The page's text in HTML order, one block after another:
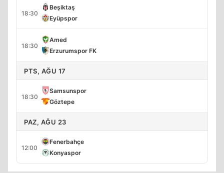
18:30
Beşiktaş
Eyüpspor
18:30
Amed
Erzurumspor FK
PTS, AĞU 17
18:30
Samsunspor
Göztepe
PAZ, AĞU 23
12:00
Fenerbahçe
Konyaspor